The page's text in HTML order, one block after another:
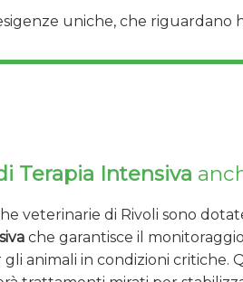
uniche, che
Terapia Intensiva
veterinarie di Rivoli sono
che garantisce il monitoraggio
animali in condizioni critiche.